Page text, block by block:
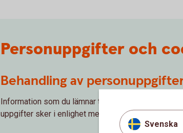
Personuppgifter och
Behandling av
Information som du lämnar till banken och
uppgifter sker i enlighet med
Svenska